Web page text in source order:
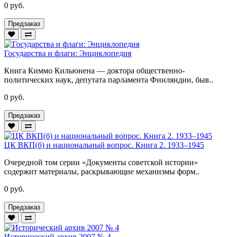
0 руб.
Предзаказ
Государства и флаги: Энциклопедия
Книга Киммо Кильюнена — доктора общественно-
политических наук, депутата парламента Финляндии, быв..
0 руб.
Предзаказ
ЦК ВКП(б) и национальный вопрос. Книга 2. 1933–1945
Очередной том серии «Документы советской истории»
содержит материалы, раскрывающие механизмы форм..
0 руб.
Предзаказ